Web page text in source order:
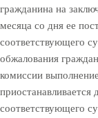
гражданина на
месяца со дня ее
соответствующего
обжалования
комиссии
соответствующего